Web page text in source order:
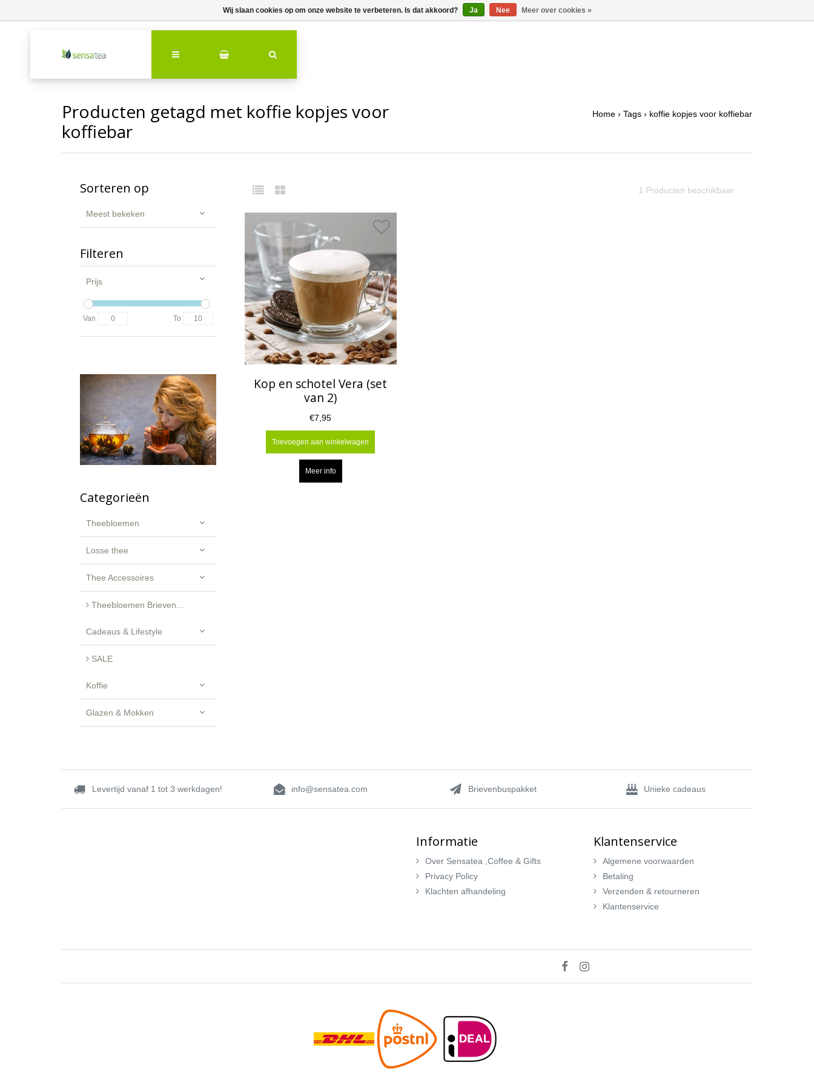
Producten getagd met koffie kopjes voor
koffiebar
Home › Tags › koffie kopjes voor koffiebar
1 Producten beschikbaar
Sorteren op
Meest bekeken
Filteren
Prijs
Van To
Categorieën
Theebloemen
Losse thee
Thee Accessoires
Theebloemen Brievenbus Cadeau - Luxe Geschenkset
Cadeaus & Lifestyle
SALE
Koffie
Glazen & Mokken
Kop en schotel Vera (set
van 2)
€7,95
Toevoegen aan winkelwagen
Meer info
Levertijd vanaf 1 tot 3 werkdagen! info@sensatea.com Brievenbuspakket Unieke cadeaus
Informatie
Over Sensatea ,Coffee & Gifts
Privacy Policy
Klachten afhandeling
Klantenservice
Algemene voorwaarden
Betaling
Verzenden & retourneren
Klantenservice
Wij slaan cookies op om onze website te verbeteren. Is dat akkoord? Ja Nee Meer over cookies »